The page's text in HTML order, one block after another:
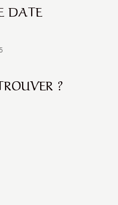
DATE
?